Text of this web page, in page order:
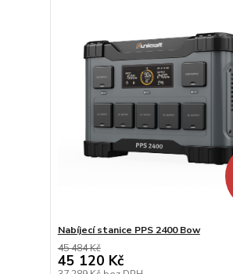
Nabíjecí stanice PPS 2400 Bow
45 484 Kč
45 120 Kč